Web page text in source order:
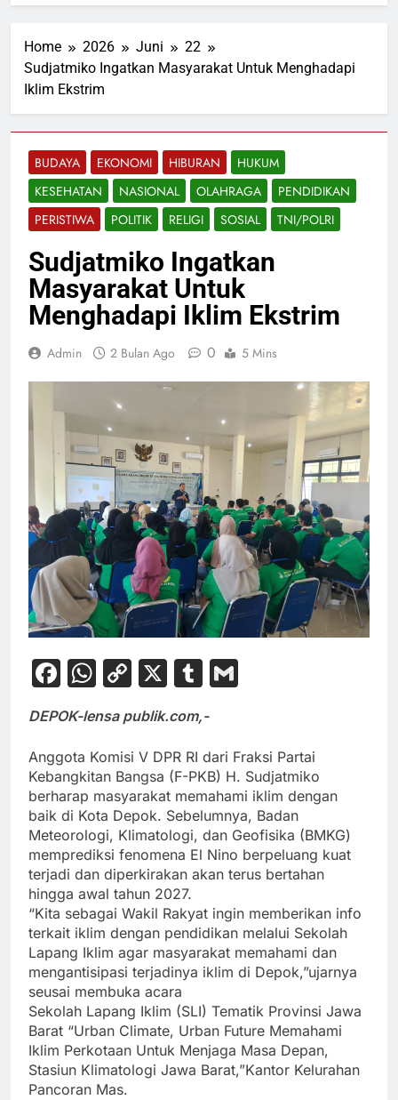
Home 2026 Juni
22
Sudjatmiko Ingatkan Masyarakat Untuk Menghadapi
Iklim Ekstrim
BUDAYA EKONOMI HIBURAN
HUKUM
KESEHATAN
NASIONAL OLAHRAGA
PENDIDIKAN
PERISTIWA
POLITIK RELIGI SOSIAL TNI/POLRI
Sudjatmiko Ingatkan
Masyarakat Untuk
Menghadapi Iklim Ekstrim
Admin 2 Bulan Ago 0 5 Mins
Facebook
WhatsApp
Copy
Link
X Tumblr
DEPOK-lensa publik.com,-
Anggota Komisi V DPR RI dari Fraksi Partai
Kebangkitan Bangsa (F-PKB) H. Sudjatmiko
berharap masyarakat memahami iklim dengan
baik di Kota Depok. Sebelumnya, Badan
Meteorologi, Klimatologi, dan Geofisika (BMKG)
memprediksi fenomena El Nino berpeluang kuat
terjadi dan diperkirakan akan terus bertahan
hingga awal tahun 2027.
“Kita sebagai Wakil Rakyat ingin memberikan info
terkait iklim dengan pendidikan melalui Sekolah
Lapang Iklim agar masyarakat memahami dan
mengantisipasi terjadinya iklim di Depok,”ujarnya
seusai membuka acara
Sekolah Lapang Iklim (SLI) Tematik Provinsi Jawa
Barat “Urban Climate, Urban Future Memahami
Iklim Perkotaan Untuk Menjaga Masa Depan,
Stasiun Klimatologi Jawa Barat,”Kantor Kelurahan
Pancoran Mas.